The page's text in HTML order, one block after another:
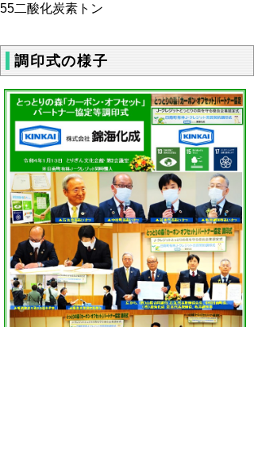
55二酸化炭素トン
調印式の様子